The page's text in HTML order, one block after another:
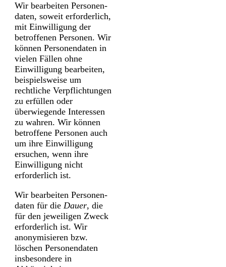
Wir bearbeiten Personen­
daten, soweit erforderlich,
mit Einwilligung der
betroffenen Personen. Wir
können Personen­daten in
vielen Fällen ohne
Einwilligung bearbeiten,
beispielsweise um
rechtliche Verpflichtungen
zu erfüllen oder
überwiegende Interessen
zu wahren. Wir können
betroffene Personen auch
um ihre Einwilligung
ersuchen, wenn ihre
Einwilligung nicht
erforderlich ist.
Wir bearbeiten Personen­
daten für die Dauer, die
für den jeweiligen Zweck
erforderlich ist. Wir
anonymisieren bzw.
löschen Personen­daten
insbesondere in